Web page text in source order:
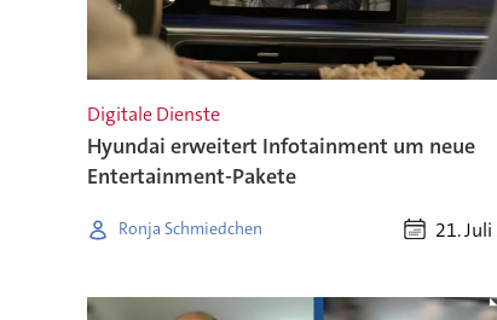
Digitale Dienste
Hyundai erweitert Infotainment um neue
Entertainment-Pakete
Ronja Schmiedchen 21.